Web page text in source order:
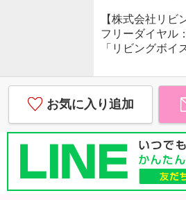
【株式会社リビ
フリーダイヤル
「リビングボイ
お気に入り追加